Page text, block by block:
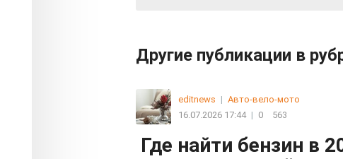
Другие публикации в
editnews | Авто-вело-мото
16.07.2026 17:44 | 0 563
Где найти бензин в